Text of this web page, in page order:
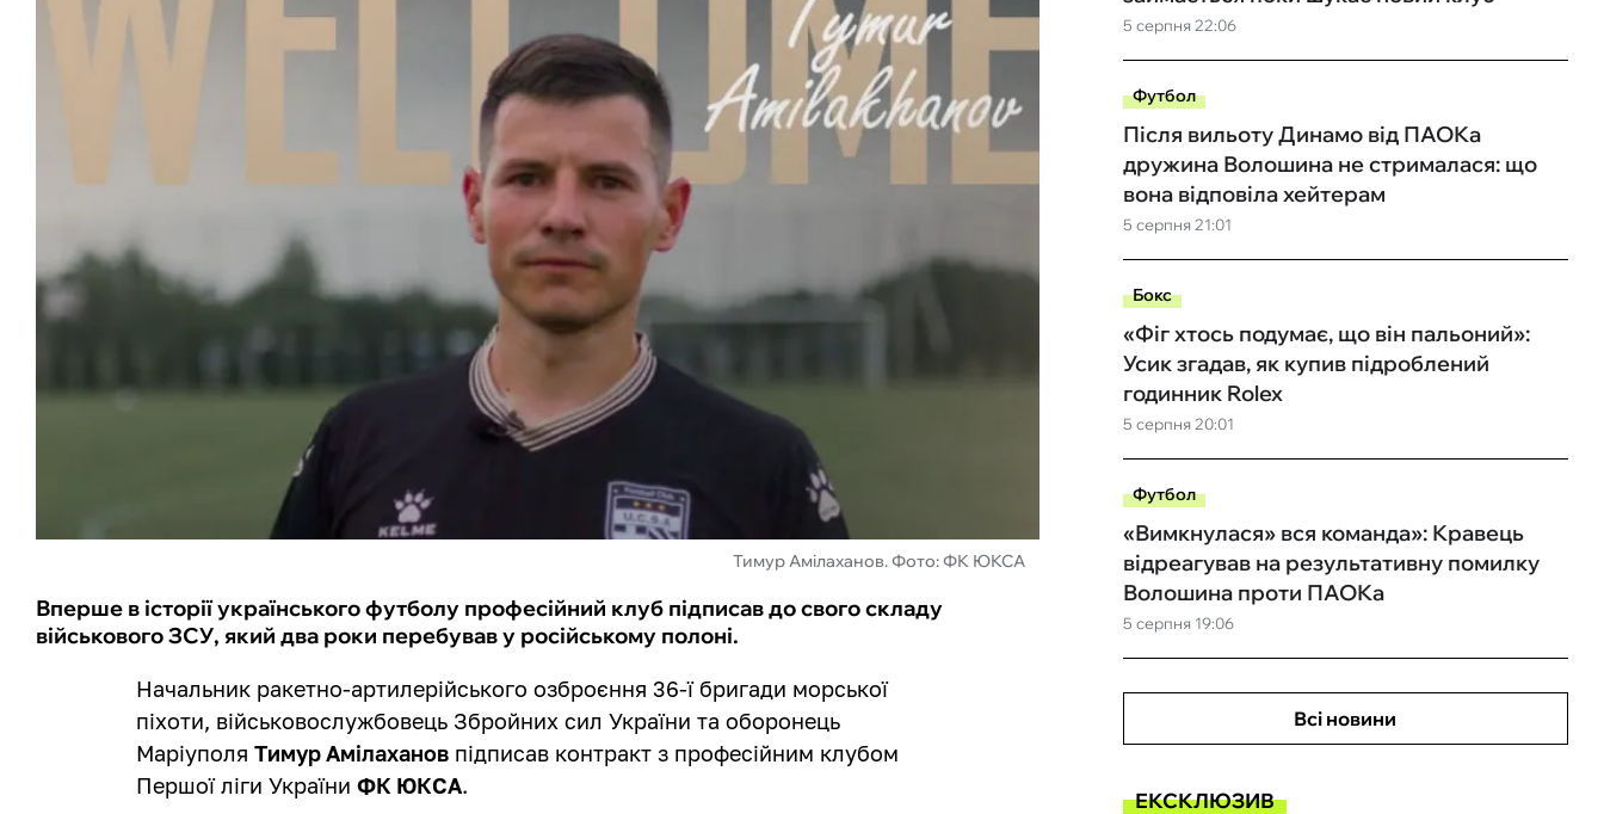
Тимур Амілаханов. Фото: ФК ЮКСА
Вперше в історії українського футболу професійний клуб підписав до свого складу
військового ЗСУ, який два роки перебував у російському полоні.
Начальник ракетно-артилерійського озброєння 36-ї бригади морської
піхоти, військовослужбовець Збройних сил України та оборонець
МаріуполяТимур Амілаханов підписав контракт з професійним клубом
Першої ліги УкраїниФК ЮКСА.
5 серпня 22:06
Футбол
5 серпня 21:01
Після вильоту Динамо від ПАОКа
дружина Волошина не стрималася: що
вона відповіла хейтерам
Бокс
5 серпня 20:01
«Фіг хтось подумає, що він пальоний»:
Усик згадав, як купив підроблений
годинник Rolex
Футбол
5 серпня 19:06
«Вимкнулася» вся команда»: Кравець
відреагував на результативну помилку
Волошина проти ПАОКа
Всі новини
ЕКСКЛЮЗИВ